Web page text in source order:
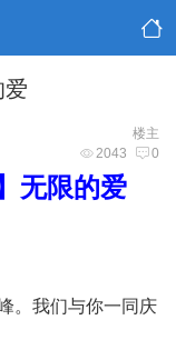
爱
楼主
2043 0
无限的爱
。我们与你一同庆